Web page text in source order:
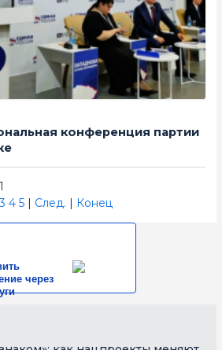
конференция партии
3 4 5 | След. | Конец
через